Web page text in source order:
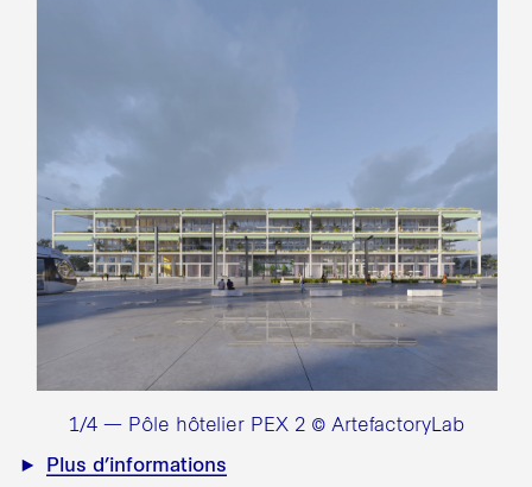
1/4 — Pôle hôtelier PEX 2 © ArtefactoryLab
Plus d’informations